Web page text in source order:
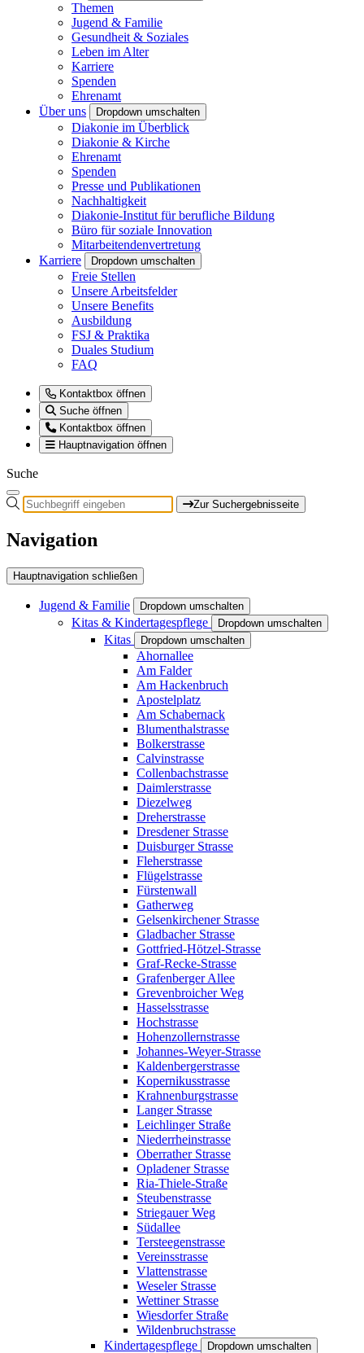
Themen
Jugend & Familie
Gesundheit & Soziales
Leben im Alter
Karriere
Spenden
Ehrenamt
Über uns
Dropdown umschalten
Diakonie im Überblick
Diakonie & Kirche
Ehrenamt
Spenden
Presse und Publikationen
Nachhaltigkeit
Diakonie-Institut für berufliche Bildung
Büro für soziale Innovation
Mitarbeitendenvertretung
Karriere
Dropdown umschalten
Freie Stellen
Unsere Arbeitsfelder
Unsere Benefits
Ausbildung
FSJ & Praktika
Duales Studium
FAQ
Kontaktbox öffnen
Suche öffnen
Kontaktbox öffnen
Hauptnavigation öffnen
Suche
Zur Suchergebnisseite
Navigation
Hauptnavigation schließen
Jugend & Familie Dropdown umschalten
Kitas & Kindertagespflege Dropdown umschalten
Kitas Dropdown umschalten
Ahornallee
Am Falder
Am Hackenbruch
Apostelplatz
Am Schabernack
Blumenthalstrasse
Bolkerstrasse
Calvinstrasse
Collenbachstrasse
Daimlerstrasse
Diezelweg
Dreherstrasse
Dresdener Strasse
Duisburger Strasse
Fleherstrasse
Flügelstrasse
Fürstenwall
Gatherweg
Gelsenkirchener Strasse
Gladbacher Strasse
Gottfried-Hötzel-Strasse
Graf-Recke-Strasse
Grafenberger Allee
Grevenbroicher Weg
Hasselsstrasse
Hochstrasse
Hohenzollernstrasse
Johannes-Weyer-Strasse
Kaldenbergerstrasse
Kopernikusstrasse
Krahnenburgstrasse
Langer Strasse
Leichlinger Straße
Niederrheinstrasse
Oberrather Strasse
Opladener Strasse
Ria-Thiele-Straße
Steubenstrasse
Striegauer Weg
Südallee
Tersteegenstrasse
Vereinsstrasse
Vlattenstrasse
Weseler Strasse
Wettiner Strasse
Wiesdorfer Straße
Wildenbruchstrasse
Kindertagespflege
Dropdown umschalten